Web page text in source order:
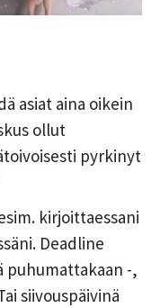
asiat aina oikein
ollut
pyrkinyt
kirjoittaessani
Deadline
puhumattakaan -,
siivouspäivinä